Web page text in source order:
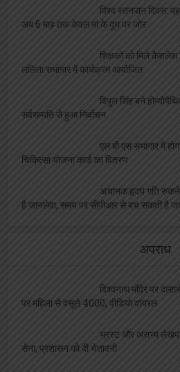
विश्व स्तनपान दिवस:
अब 6 माह तक केवल मां के दूध पर जोर
शिक्षकों को मिले कैशलेश
ललिता सभागार में कार्यक्रम आयोजित
विपुल सिंह बने
सर्वसम्मति से हुआ निर्वाचन
एल बी एस सभागार में
चिकित्सा योजना कार्ड का वितरण
अचानक हृदय गति रुकने
है जानलेवा, समय पर सीपीआर से बच सकती है
अपराध
विश्वनाथ मंदिर पर
पर महिला से वसूले 4000, वीडियो वायरल
भ्रस्ट और असभ्य
सेना, प्रशासन को दी चेतावनी